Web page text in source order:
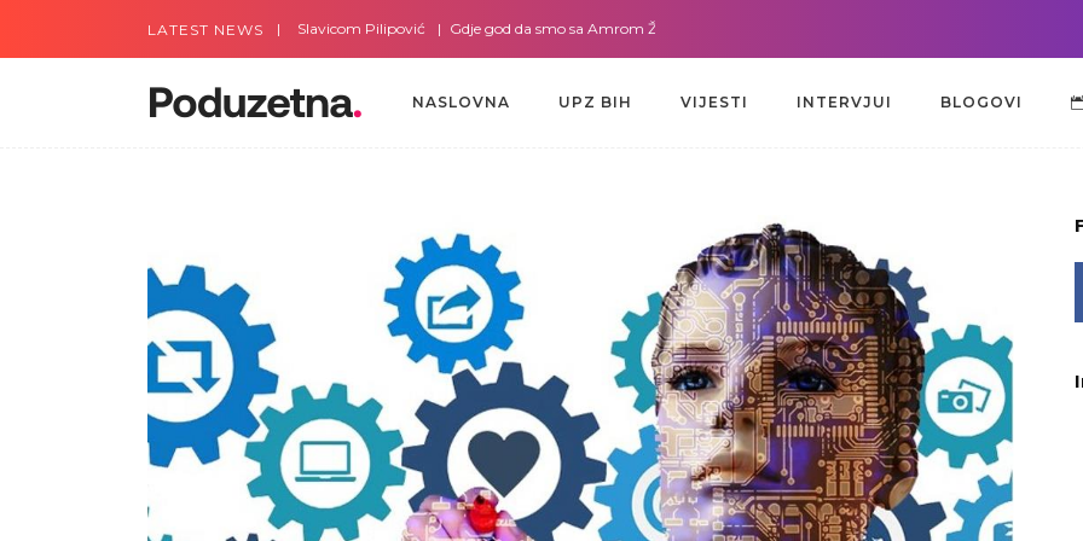
LATEST NEWS
Gdje god da smo sa Slavicom Pilipović Gdje god da smo sa Amrom Žužić-Bećirbegović
NASLOVNA UPZ BIH VIJESTI INTERVJUI BLOGOVI
NASLOVNA UPZ BIH